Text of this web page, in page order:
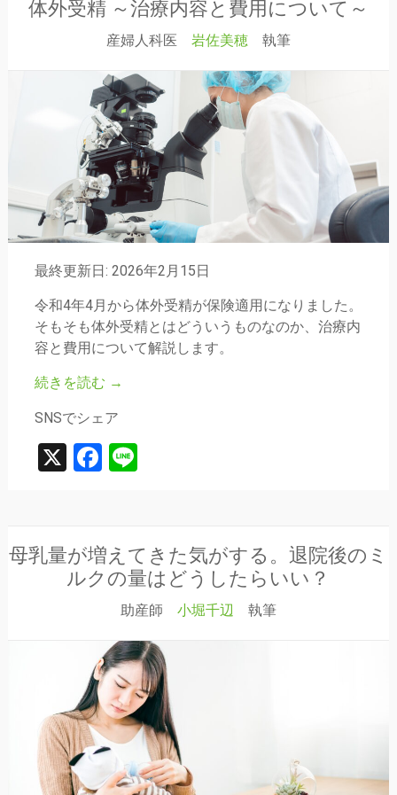
体外受精 ～治療内容と費用について～
産婦人科医 岩佐美穂執筆
最終更新日: 2026年2月15日
令和4年4月から体外受精が保険適用になりました。
そもそも体外受精とはどういうものなのか、治療内
容と費用について解説します。
続きを読む →
SNSでシェア
X Facebook
Line
母乳量が増えてきた気がする。退院後のミ
ルクの量はどうしたらいい？
助産師 小堀千辺 執筆